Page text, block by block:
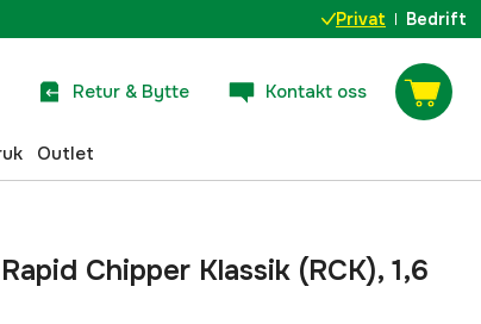
Privat Bedrift
Retur & Bytte Kontakt oss
Outlet
Chipper Klassik (RCK), 1,6